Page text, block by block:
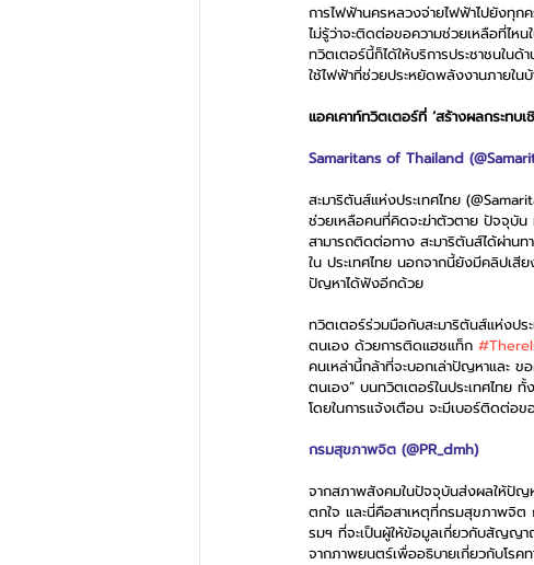
การไฟฟ้านครหลวงจ่ายไฟฟ้าไปยังทุก
ไม่รู้ว่าจะติดต่อขอความช่วยเหลือที่ไห
ทวิตเตอร์นี้ก็ได้ให้บริการประชาชนใน
ใช้ไฟฟ้าที่ช่วยประหยัดพลังงานภายใน
แอคเคาท์ทวิตเตอร์ที่ ‘สร้างผลกระทบ
Samaritans of Thailand
สะมาริตันส์แห่งประเทศไทย
ช่วยเหลือคนที่คิดจะฆ่าตัวตาย ปัจจุบัน
สามารถติดต่อทาง สะมาริตันส์ได้ผ่าน
ใน ประเทศไทย นอกจากนี้ยังมีคลิปเ
ปัญหาได้ฟังอีกด้วย
ทวิตเตอร์ร่วมมือกับสะมาริตันส์แห่งปร
ตนเอง ด้วยการติดแฮชแท็ก
คนเหล่านี้กล้าที่จะบอกเล่าปัญหาและ ข
ตนเอง” บนทวิตเตอร์ในประเทศไทย
โดยในการแจ้งเตือน จะมีเบอร์ติดต่อข
กรมสุขภาพจิต (@PR_dmh)
จากสภาพสังคมในปัจจุบันส่งผลให้ปัญ
ตกใจ และนี่คือสาเหตุที่กรมสุขภาพจิ
รมฯ ที่จะเป็นผู้ให้ข้อมูลเกี่ยวกับสัญญา
จากภาพยนตร์เพื่ออธิบายเกี่ยวกับโรค